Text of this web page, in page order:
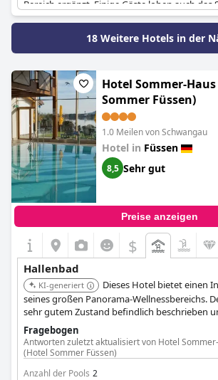
Bereich ergänzt. Einige Gäste loben auch das
Wellnessangebot, andere erwähnen die
hervor, die der Innenpool bietet, während ein
dass er einen ruhigen Abend am Pool
ein Gast fand, dass es drinnen etwas zu warm
die Gäste insgesamt einig zu sein, dass der
großartiger Ort zum Entspannen und Erholen
18 Weitere Hotels in der
Hotel Sommer-
Sommer Füssen)
1.0 Meilen von Schwangau
Hotel in Füssen
8,5 Sehr gut
Preise anzeigen
$
Hallenbad
KI-generiert
Dieses Hotel bietet einen
seines großen Panorama-Wellnessbereichs.
sehr gutem Zustand befindlich beschrieben
zuverlässige Option für Gäste.
Fragebogen
Antworten zuletzt aktualisiert von Hotel
(Hotel Sommer Füssen)
Anzahl der Pools 2